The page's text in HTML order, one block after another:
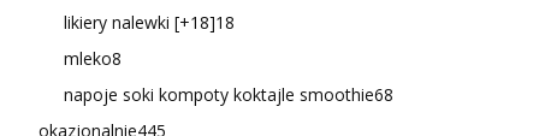
likiery nalewki [+18]18
mleko8
napoje soki kompoty koktajle smoothie68
okazjonalnie445